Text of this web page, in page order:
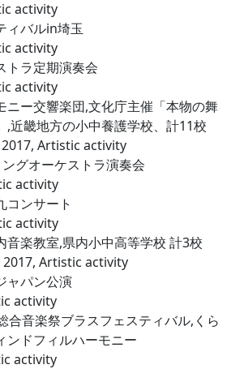
activity
ィバルin埼玉
activity
トラ定期演奏会
activity
ニー交響楽団,文化庁主催「本物の舞
,近畿地方の小中養護学校、計11校
Artistic activity
グオーケストラ演奏会
activity
コンサート
activity
音楽教室,県内小中高等学校 計3校
2017, Artistic activity
ャパン公演
activity
合音楽祭ブラスフェスティバル,くら
ンドフィルハーモニー
activity